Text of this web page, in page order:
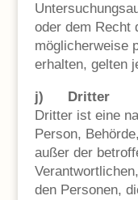
oder dem Recht
möglicherweise
erhalten, gelten
j) Dritter
Dritter ist eine
Person,
außer der
den Personen,